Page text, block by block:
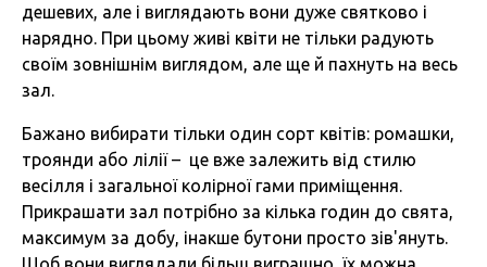
дешевих, але і виглядають вони дуже святково і
нарядно. При цьому живі квіти не тільки радують
своїм зовнішнім виглядом, але ще й пахнуть на весь
зал.
Бажано вибирати тільки один сорт квітів: ромашки,
троянди або лілії – це вже залежить від стилю
весілля і загальної колірної гами приміщення.
Прикрашати зал потрібно за кілька годин до свята,
максимум за добу, інакше бутони просто зів'януть.